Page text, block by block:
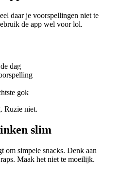
daar je voorspellingen niet te
de app wel voor lol.
dag
gok
Ruzie niet.
slim
om simpele snacks. Denk aan
Maak het niet te moeilijk.